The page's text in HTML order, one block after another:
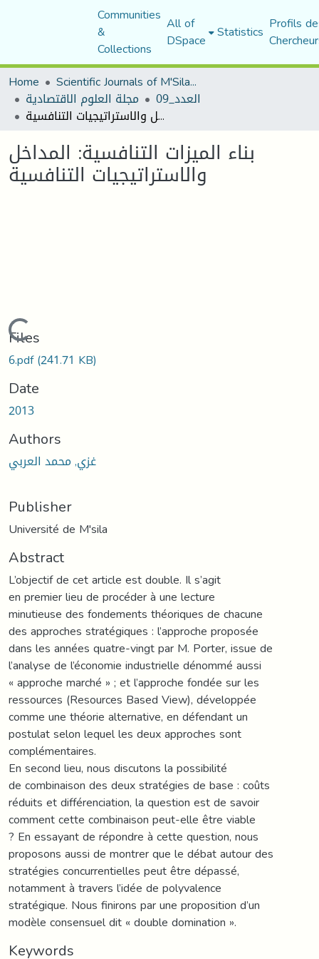
Communities
&
Collections
All of
DSpace Statistics Profils
Home
Scientific Journals of M'Sila University
مجلة العلوم الاقتصادية العدد_09
بناء الميزات التنافسية: المداخل والاستراتيجيات التنافسية
بناء الميزات التنافسية: المداخل
والاستراتيجيات التنافسية
Loading...
Files
6.pdf(241.71 KB)
Date
2013
Authors
غزي, محمد العربي
Publisher
Université de M'sila
Abstract
L’objectif de cet article est double. Il s’agit
en premier lieu de procéder à une lecture
minutieuse des fondements théoriques de chacune
des approches stratégiques : l’approche proposée
dans les années quatre-vingt par M. Porter, issue de
l’analyse de l’économie industrielle dénommé aussi
« approche marché » ; et l’approche fondée sur les
ressources (Resources Based View), développée
comme une théorie alternative, en défendant un
postulat selon lequel les deux approches sont
complémentaires.
En second lieu, nous discutons la possibilité
de combinaison des deux stratégies de base : coûts
réduits et différenciation, la question est de savoir
comment cette combinaison peut-elle être viable
? En essayant de répondre à cette question, nous
proposons aussi de montrer que le débat autour des
stratégies concurrentielles peut être dépassé,
notamment à travers l’idée de polyvalence
stratégique. Nous finirons par une proposition d’un
modèle consensuel dit « double domination ».
Keywords